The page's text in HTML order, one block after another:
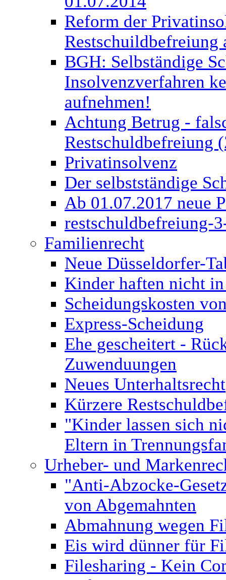
Reform der
Restschuildbefreiung
BGH: Selbständige
Insolvenzverfahren
aufnehmen!
Achtung Betrug -
Restschuldbefreiung
Privatinsolvenz
Der selbstständige
Ab 01.07.2017 neue
restschuldbefreiung-
Familienrecht
Neue Düsseldorfer-
Kinder haften nicht
Scheidungskosten
Express-Scheidung
Ehe gescheitert -
Zuwenduungen
Neues Unterhaltsrecht
Kürzere
"Kinder lassen sich
Eltern in
Urheber- und
"Anti-Abzocke-
von Abgemahnten
Abmahnung wegen
Eis wird dünner für
Filesharing - Kein